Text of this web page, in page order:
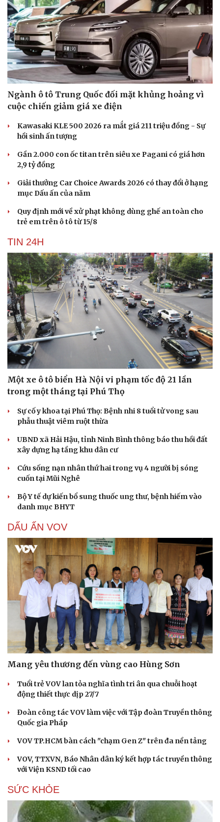
Cải chính
Ngành ô tô Trung Quốc đối mặt khủng hoảng vì
cuộc chiến giảm giá xe điện
Kawasaki KLE 500 2026 ra mắt giá 211 triệu đồng - Sự
hồi sinh ấn tượng
Gần 2.000 con ốc titan trên siêu xe Pagani có giá hơn
2,9 tỷ đồng
Giải thưởng Car Choice Awards 2026 có thay đổi ở hạng
mục Dấu ấn của năm
Quy định mới về xử phạt không dùng ghế an toàn cho
trẻ em trên ô tô từ 15/8
TIN 24H
Một xe ô tô biển Hà Nội vi phạm tốc độ 21 lần
trong một tháng tại Phú Thọ
Sự cố y khoa tại Phú Thọ: Bệnh nhi 8 tuổi tử vong sau
phẫu thuật viêm ruột thừa
UBND xã Hải Hậu, tỉnh Ninh Bình thông báo thu hồi đất
xây dựng hạ tầng khu dân cư
Cứu sống nạn nhân thứ hai trong vụ 4 người bị sóng
cuốn tại Mũi Nghê
Bộ Y tế dự kiến bổ sung thuốc ung thư, bệnh hiếm vào
danh mục BHYT
DẤU ẤN VOV
Mang yêu thương đến vùng cao Hùng Sơn
Tuổi trẻ VOV lan tỏa nghĩa tình tri ân qua chuỗi hoạt
động thiết thực dịp 27/7
Đoàn công tác VOV làm việc với Tập đoàn Truyền thông
Quốc gia Pháp
VOV TP.HCM bàn cách "chạm Gen Z" trên đa nền tảng
VOV, TTXVN, Báo Nhân dân ký kết hợp tác truyền thông
với Viện KSND tối cao
SỨC KHỎE